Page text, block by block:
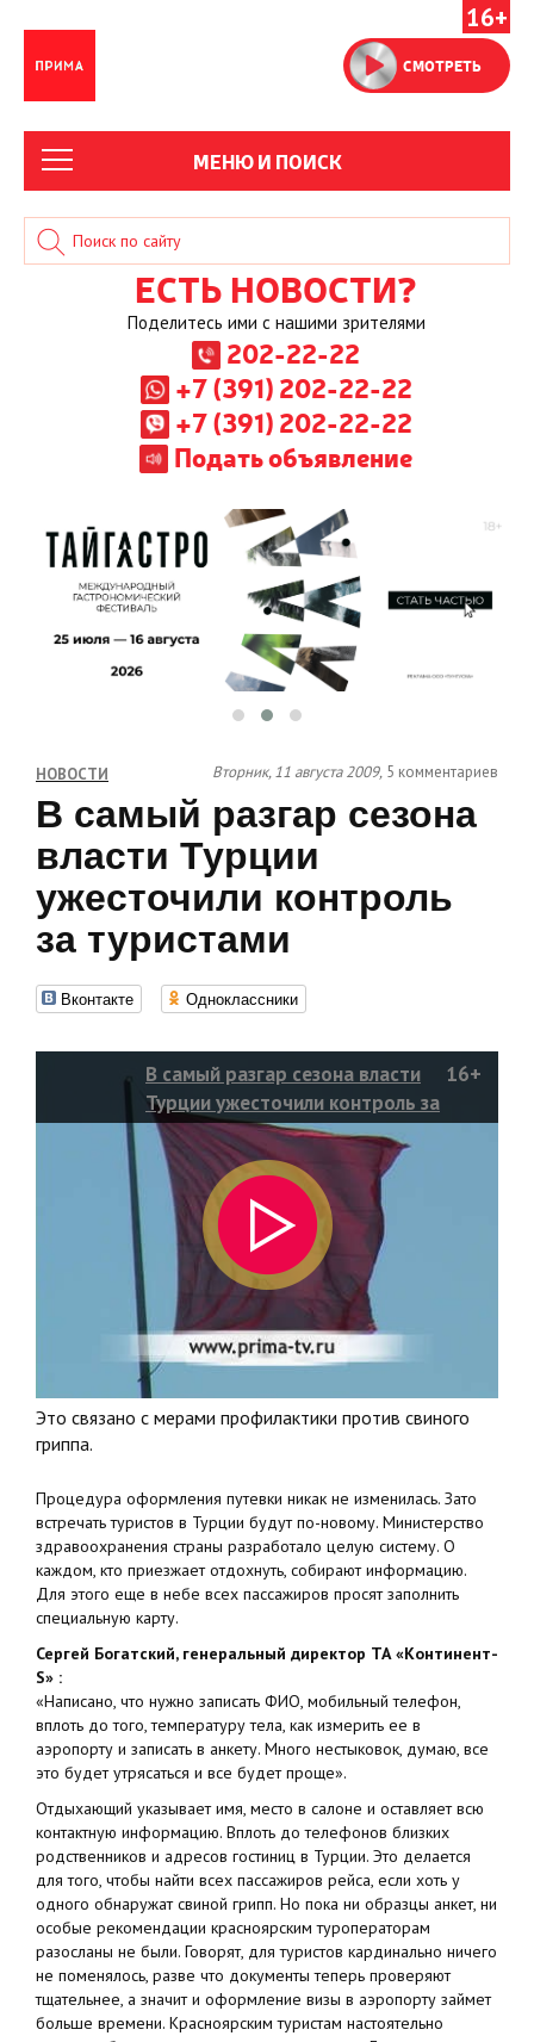
16+
СМОТРЕТЬ
МЕНЮ И ПОИСК
ЕСТЬ НОВОСТИ?
Поделитесь ими с нашими зрителями
202-22-22
+7 (391) 202-22-22
+7 (391) 202-22-22
Подать объявление
НОВОСТИ Вторник, 11 августа 2009, 5 комментариев
В самый разгар сезона
власти Турции
ужесточили контроль
за туристами
Вконтакте Одноклассники
В самый разгар сезона власти
Турции ужесточили контроль за
туристами
16+
Это связано с мерами профилактики против свиного
гриппа.
Процедура оформления путевки никак не изменилась. Зато
встречать туристов в Турции будут по-новому. Министерство
здравоохранения страны разработало целую систему. О
каждом, кто приезжает отдохнуть, собирают информацию.
Для этого еще в небе всех пассажиров просят заполнить
специальную карту.
Сергей Богатский, генеральный директор ТА «Континент-
S» :
«Написано, что нужно записать ФИО, мобильный телефон,
вплоть до того, температуру тела, как измерить ее в
аэропорту и записать в анкету. Много нестыковок, думаю, все
это будет утрясаться и все будет проще».
Отдыхающий указывает имя, место в салоне и оставляет всю
контактную информацию. Вплоть до телефонов близких
родственников и адресов гостиниц в Турции. Это делается
для того, чтобы найти всех пассажиров рейса, если хоть у
одного обнаружат свиной грипп. Но пока ни образцы анкет, ни
особые рекомендации красноярским туроператорам
разосланы не были. Говорят, для туристов кардинально ничего
не поменялось, разве что документы теперь проверяют
тщательнее, а значит и оформление визы в аэропорту займет
больше времени. Красноярским туристам настоятельно